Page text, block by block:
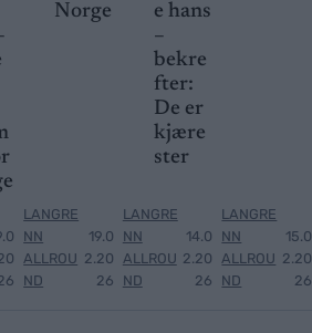
Norge
LANGRE
NN
ALLROU
ND
19.0
2.20
26
e hans
–
bekre
fter:
De er
kjære
ster
LANGRE
NN
ALLROU
ND
14.0
2.20
26
LANGRE
NN
ALLROU
ND
15.0
2.20
26